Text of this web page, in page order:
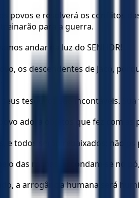
povos e resolverá os conflitos
para a guerra.
andar na luz do SENHOR!
os descendentes de Jacó,
seus tesouros são incontáveis.
adora objetos que fez com as
e todos serão rebaixados; não os
das rochas, escondam-se no
a arrogância humana será